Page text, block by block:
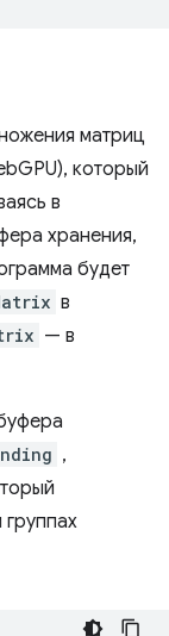
матриц
который
в
хранения,
будет
в
— в
,